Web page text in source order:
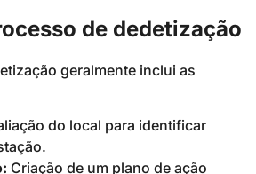
de dedetização
geralmente inclui as
do local para identificar
Criação de um plano de ação